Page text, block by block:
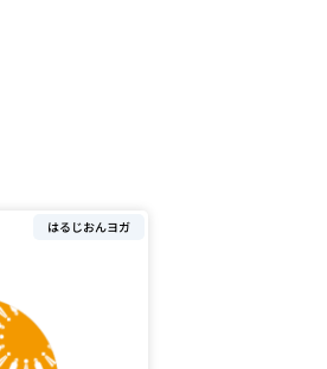
はるじおんヨガ